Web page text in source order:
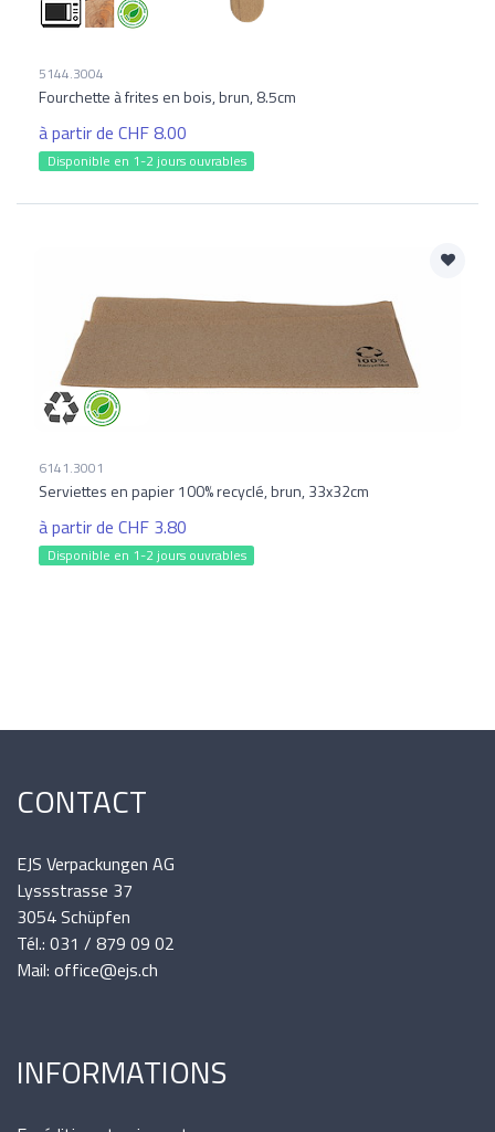
5144.3004
Fourchette à frites en bois, brun, 8.5cm
à partir de CHF 8.00
Disponible en 1-2 jours ouvrables
6141.3001
Serviettes en papier 100% recyclé, brun, 33x32cm
à partir de CHF 3.80
Disponible en 1-2 jours ouvrables
CONTACT
EJS Verpackungen AG
Lyssstrasse 37
3054 Schüpfen
Tél.: 031 / 879 09 02
Mail: office@ejs.ch
INFORMATIONS